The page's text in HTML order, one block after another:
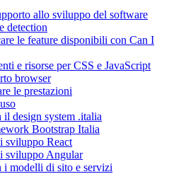
allo sviluppo del software
detection
le feature disponibili con Can I
e risorse per CSS e JavaScript
browser
le prestazioni
design system .italia
Bootstrap Italia
sviluppo React
sviluppo Angular
i modelli di sito e servizi